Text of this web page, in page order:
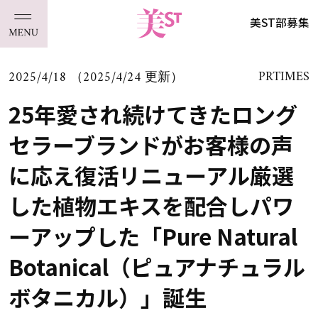
美ST部募集
2025/4/18 （2025/4/24 更新） PRTIMES
25年愛され続けてきたロング
セラーブランドがお客様の声
に応え復活リニューアル厳選
した植物エキスを配合しパワ
ーアップした「Pure Natural
Botanical（ピュアナチュラル
ボタニカル）」誕生